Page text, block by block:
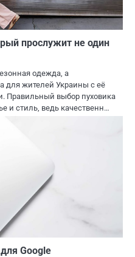
прослужит не один
одежда, а
для жителей Украины с её
Правильный выбор пуховика
и стиль, ведь качественн…
Google